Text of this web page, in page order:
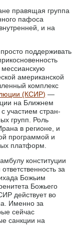
правящая группа
пафоса
и на
поддерживать
американской
комплекс
(КСИР) —
на Ближнем
участием стран-
групп. Роль
в регионе, и
программой и
платформ.
конституции
за
Божьим
Божьего
действует во
Именно за
сейчас
санкции на